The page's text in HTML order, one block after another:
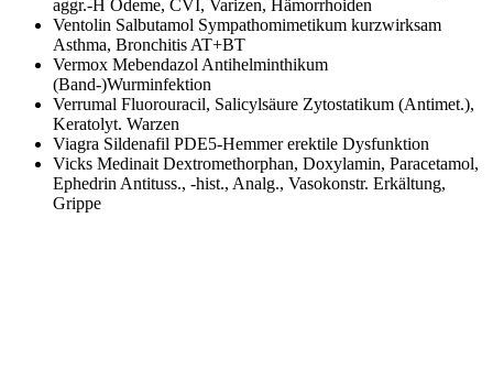
aggr.-H Ödeme, CVI, Varizen, Hämorrhoiden
Ventolin Salbutamol Sympathomimetikum kurzwirksam
Asthma, Bronchitis AT+BT
Vermox Mebendazol Antihelminthikum
(Band-)Wurminfektion
Verrumal Fluorouracil, Salicylsäure Zytostatikum (Antimet.),
Keratolyt. Warzen
Viagra Sildenafil PDE5-Hemmer erektile Dysfunktion
Vicks Medinait Dextromethorphan, Doxylamin, Paracetamol,
Ephedrin Antituss., -hist., Analg., Vasokonstr. Erkältung,
Grippe